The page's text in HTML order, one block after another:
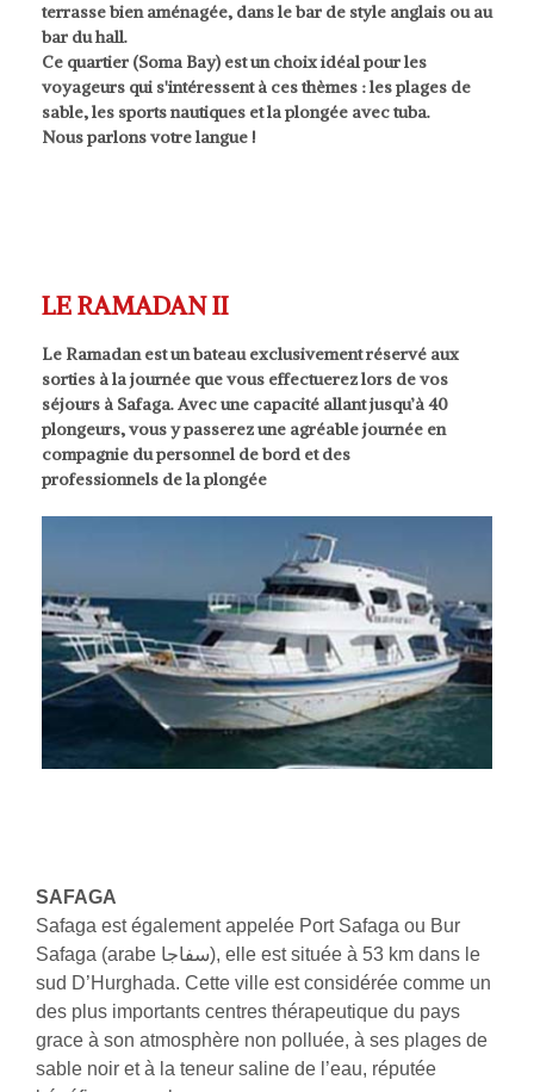
terrasse bien aménagée, dans le bar de style anglais ou au
bar du hall.
Ce quartier (Soma Bay) est un choix idéal pour les
voyageurs qui s'intéressent à ces thèmes : les plages de
sable, les sports nautiques et la plongée avec tuba.
Nous parlons votre langue !
LE RAMADAN II
Le Ramadan est un bateau exclusivement réservé aux
sorties à la journée que vous effectuerez lors de vos
séjours à Safaga. Avec une capacité allant jusqu’à 40
plongeurs, vous y passerez une agréable journée en
compagnie du personnel de bord et des
professionnels de la plongée
SAFAGA
Safaga est également appelée Port Safaga ou Bur
Safaga (arabe سفاجا), elle est située à 53 km dans le
sud D’Hurghada. Cette ville est considérée comme un
des plus importants centres thérapeutique du pays
grace à son atmosphère non polluée, à ses plages de
sable noir et à la teneur saline de l’eau, réputée